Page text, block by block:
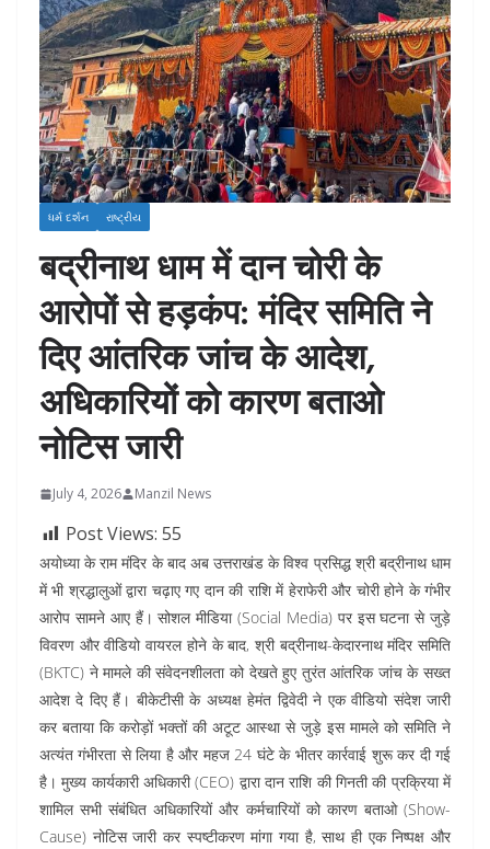
ધર્મ દર્શન રાષ્ટ્રીય
बद्रीनाथ धाम में दान चोरी के
आरोपों से हड़कंप: मंदिर समिति ने
दिए आंतरिक जांच के आदेश,
अधिकारियों को कारण बताओ
नोटिस जारी
July 4, 2026 Manzil News
Post Views: 55
अयोध्या के राम मंदिर के बाद अब उत्तराखंड के विश्व प्रसिद्ध श्री बद्रीनाथ धाम
में भी श्रद्धालुओं द्वारा चढ़ाए गए दान की राशि में हेराफेरी और चोरी होने के गंभीर
आरोप सामने आए हैं। सोशल मीडिया (Social Media) पर इस घटना से जुड़े
विवरण और वीडियो वायरल होने के बाद, श्री बद्रीनाथ-केदारनाथ मंदिर समिति
(BKTC) ने मामले की संवेदनशीलता को देखते हुए तुरंत आंतरिक जांच के सख्त
आदेश दे दिए हैं। बीकेटीसी के अध्यक्ष हेमंत द्विवेदी ने एक वीडियो संदेश जारी
कर बताया कि करोड़ों भक्तों की अटूट आस्था से जुड़े इस मामले को समिति ने
अत्यंत गंभीरता से लिया है और महज 24 घंटे के भीतर कार्रवाई शुरू कर दी गई
है। मुख्य कार्यकारी अधिकारी (CEO) द्वारा दान राशि की गिनती की प्रक्रिया में
शामिल सभी संबंधित अधिकारियों और कर्मचारियों को कारण बताओ (Show-
Cause) नोटिस जारी कर स्पष्टीकरण मांगा गया है, साथ ही एक निष्पक्ष और